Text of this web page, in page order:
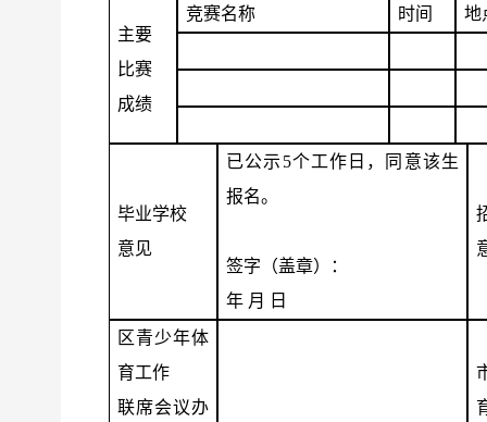
主要
比赛
成绩
竞赛名称 时间 地
毕业学校
意见
已公示 5个工作日，同意该生
报名。
签字（盖章）：
年 月 日
区青少年体
育工作
联席会议办